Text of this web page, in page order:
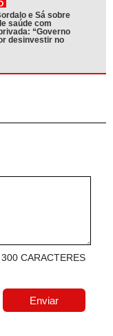
e Sá sobre
saúde com
“Governo
desinvestir no
300 CARACTERES